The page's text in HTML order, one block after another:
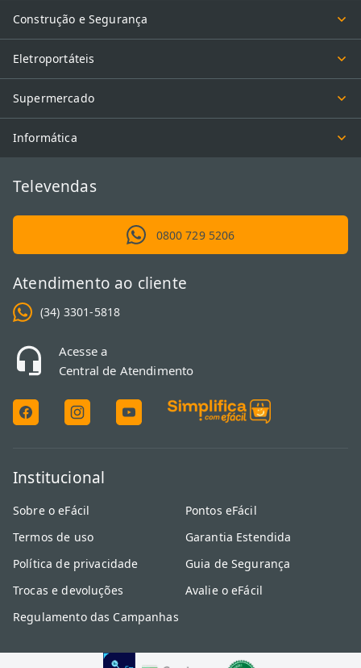
Construção e Segurança
Eletroportáteis
Supermercado
Informática
Televendas
0800 729 5206
Atendimento ao cliente
(34) 3301-5818
Acesse a
Central de Atendimento
Institucional
Sobre o eFácil
Termos de uso
Política de privacidade
Trocas e devoluções
Regulamento das Campanhas
Pontos eFácil
Garantia Estendida
Guia de Segurança
Avalie o eFácil